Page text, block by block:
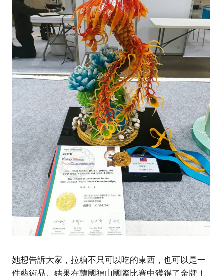
她想告訴大家，拉糖不只可以吃的東西，也可以是一
件藝術品。結果在韓國福山國際比賽中獲得了金牌！